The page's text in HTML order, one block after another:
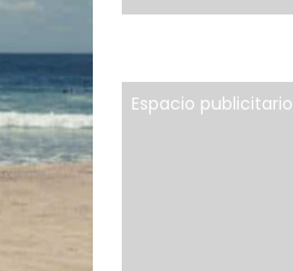
Espacio publicitario